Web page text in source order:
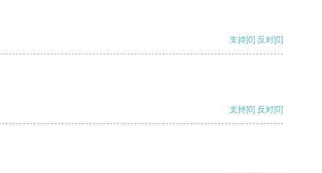
支持[0] 反对[0]
支持[0] 反对[0]